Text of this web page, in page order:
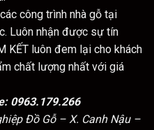
công trình nhà gỗ tại
Luôn nhận được sự tín
KẾT luôn đem lại cho khách
chất lượng nhất với giá
0963.179.266
Đồ Gỗ – X. Canh Nậu –